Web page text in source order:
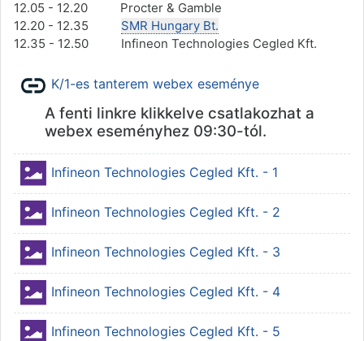
12.05 - 12.20 Procter & Gamble
12.20 - 12.35 SMR Hungary Bt.
12.35 - 12.50 Infineon Technologies Cegled Kft.
K/1-es tanterem webex eseménye
URL
A fenti linkre klikkelve csatlakozhat a
webex eseményhez 09:30-tól.
Infineon Technologies Cegled Kft. - 1Állomány
Infineon Technologies Cegled Kft. - 2Állomány
Infineon Technologies Cegled Kft. - 3Állomány
Infineon Technologies Cegled Kft. - 4Állomány
Infineon Technologies Cegled Kft. - 5Állomány